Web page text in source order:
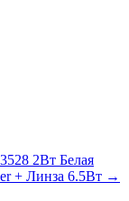
2Вт Белая
+ Линза 6.5Вт →